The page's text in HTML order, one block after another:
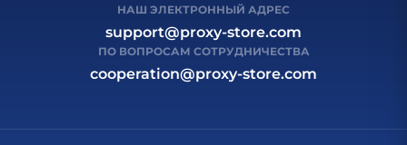
НАШ ЭЛЕКТРОННЫЙ АДРЕС
support@proxy-store.com
ПО ВОПРОСАМ СОТРУДНИЧЕСТВА
cooperation@proxy-store.com